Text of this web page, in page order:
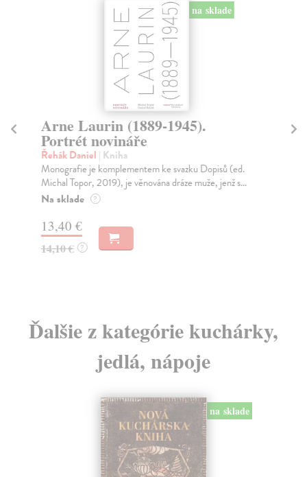
na sklade
Arne Laurin (1889-1945).
Portrét novináře
Řehák Daniel | Kniha
Monografie je komplementem ke svazku Dopisů (ed.
Michal Topor, 2019), je věnována dráze muže, jenž s...
Na sklade ?
13,40 €
14,10 € ?
Ďalšie z kategórie kuchárky,
jedlá, nápoje
na sklade